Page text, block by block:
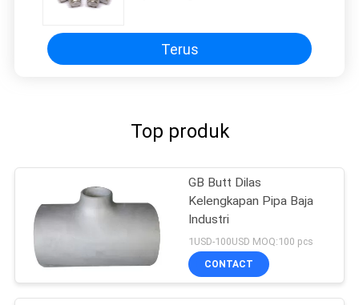
Terus
Top produk
GB Butt Dilas
Kelengkapan Pipa Baja
Industri
1USD-100USD MOQ:100 pcs
CONTACT